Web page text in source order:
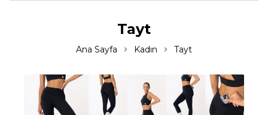
Tayt
Ana Sayfa Kadın Tayt